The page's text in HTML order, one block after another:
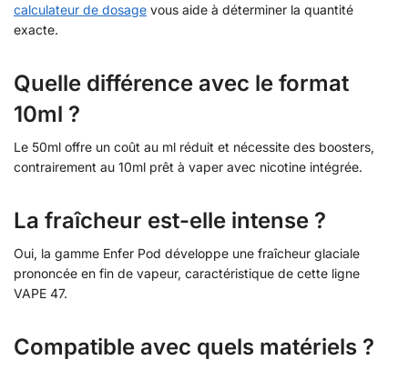
calculateur de dosage vous aide à déterminer la quantité
exacte.
Quelle différence avec le format
10ml ?
Le 50ml offre un coût au ml réduit et nécessite des boosters,
contrairement au 10ml prêt à vaper avec nicotine intégrée.
La fraîcheur est-elle intense ?
Oui, la gamme Enfer Pod développe une fraîcheur glaciale
prononcée en fin de vapeur, caractéristique de cette ligne
VAPE 47.
Compatible avec quels matériels ?